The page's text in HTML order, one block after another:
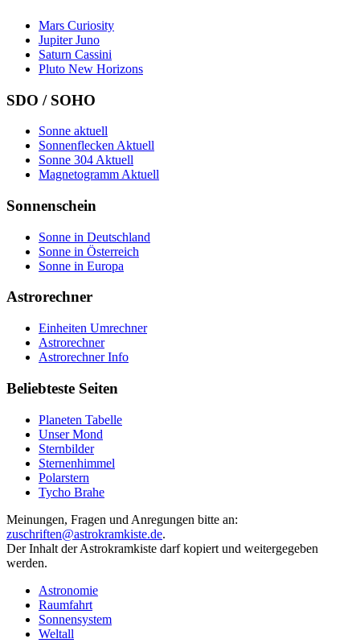
Mars Curiosity
Jupiter Juno
Saturn Cassini
Pluto New Horizons
SDO / SOHO
Sonne aktuell
Sonnenflecken Aktuell
Sonne 304 Aktuell
Magnetogramm Aktuell
Sonnenschein
Sonne in Deutschland
Sonne in Österreich
Sonne in Europa
Astrorechner
Einheiten Umrechner
Astrorechner
Astrorechner Info
Beliebteste Seiten
Planeten Tabelle
Unser Mond
Sternbilder
Sternenhimmel
Polarstern
Tycho Brahe
Meinungen, Fragen und Anregungen bitte an:
zuschriften@astrokramkiste.de.
Der Inhalt der Astrokramkiste darf kopiert und weitergegeben
werden.
Astronomie
Raumfahrt
Sonnensystem
Weltall